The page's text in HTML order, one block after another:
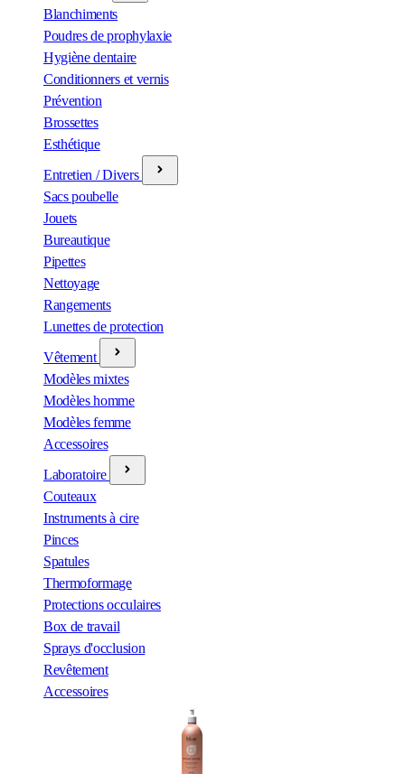
Blanchiments
Poudres de prophylaxie
Hygiène dentaire
Conditionners et vernis
Prévention
Brossettes
Esthétique
Entretien / Divers
Sacs poubelle
Jouets
Bureautique
Pipettes
Nettoyage
Rangements
Lunettes de protection
Vêtement
Modèles mixtes
Modèles homme
Modèles femme
Accessoires
Laboratoire
Couteaux
Instruments à cire
Pinces
Spatules
Thermoformage
Protections occulaires
Box de travail
Sprays d'occlusion
Revêtement
Accessoires